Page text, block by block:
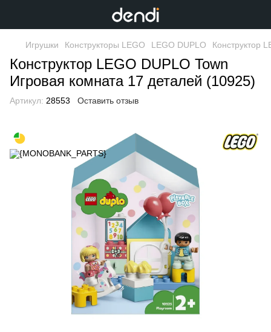
Игрушки Конструкторы LEGO LEGO DUPLO Конструктор
Конструктор LEGO DUPLO Town
Игровая комната 17 деталей (10925)
Артикул: 28553 Оставить отзыв